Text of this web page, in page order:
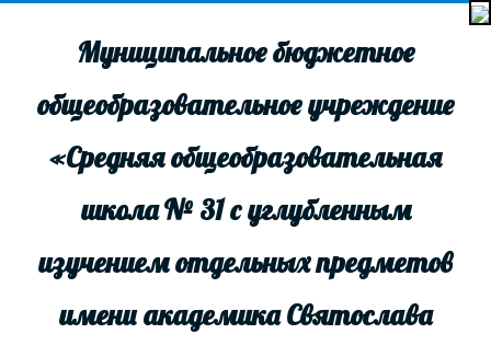
Муниципальное бюджетное
общеобразовательное учреждение
«Средняя общеобразовательная
школа № 31 с углубленным
изучением отдельных предметов
имени академика Святослава